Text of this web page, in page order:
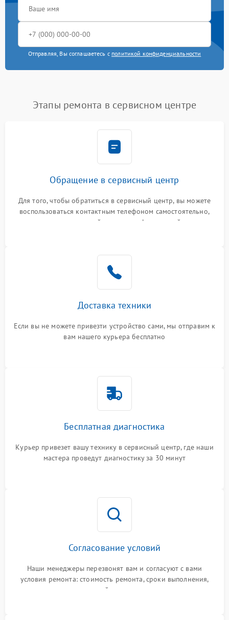
Отправляя, Вы соглашаетесь с политикой конфиденциальности
Этапы ремонта в сервисном центре
Обращение в сервисный центр
Для того, чтобы обратиться в сервисный центр, вы можете
воспользоваться контактным телефоном самостоятельно,
или оставить свой номер телефона на сайте
Доставка техники
Если вы не можете привезти устройство сами, мы отправим к
вам нашего курьера бесплатно
Бесплатная диагностика
Курьер привезет вашу технику в сервисный центр, где наши
мастера проведут диагностику за 30 минут
Согласование условий
Наши менеджеры перезвонят вам и согласуют с вами
условия ремонта: стоимость ремонта, сроки выполнения,
гарантийные условия